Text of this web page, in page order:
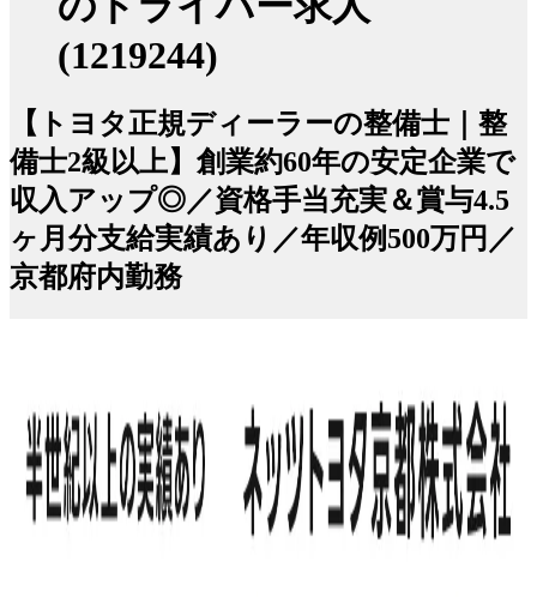
(1219244)
【トヨタ正規ディーラーの整備士｜整
備士2級以上】創業約60年の安定企業で
収入アップ◎／資格手当充実＆賞与4.5
ヶ月分支給実績あり／年収例500万円／
京都府内勤務